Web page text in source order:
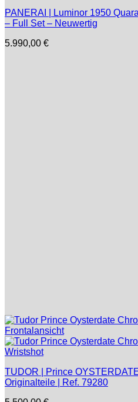
PANERAI | Luminor 1950
– Full Set – Neuwertig
5.990,00 €
TUDOR | Prince
Originalteile | Ref. 79280